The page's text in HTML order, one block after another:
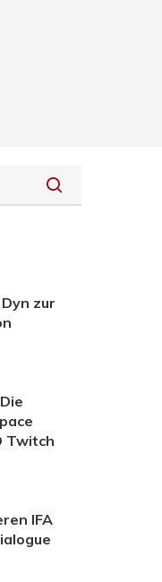
zur
Twitch
IFA